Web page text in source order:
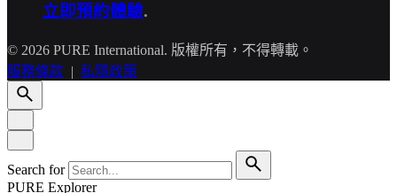
立即預約體驗.
© 2026 PURE International. 版權所有，不得轉載。
服務條款 | 私隱政策
Search for
PURE Explorer